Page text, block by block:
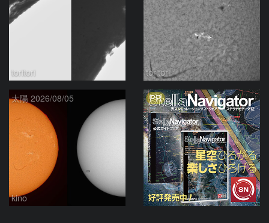
toritori toritori
太陽 2026/08/05
kino
PR